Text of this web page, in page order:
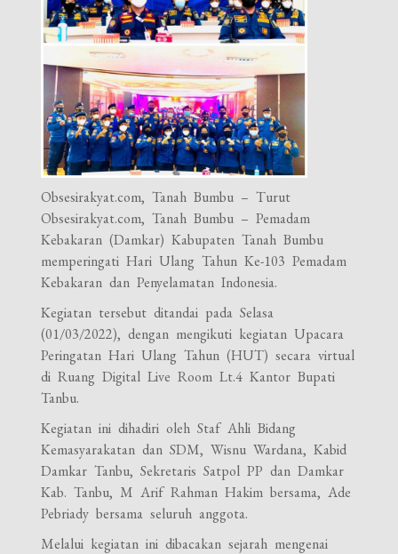
Obsesirakyat.com, Tanah Bumbu – Turut
Obsesirakyat.com, Tanah Bumbu – Pemadam
Kebakaran (Damkar) Kabupaten Tanah Bumbu
memperingati Hari Ulang Tahun Ke-103 Pemadam
Kebakaran dan Penyelamatan Indonesia.
Kegiatan tersebut ditandai pada Selasa
(01/03/2022), dengan mengikuti kegiatan Upacara
Peringatan Hari Ulang Tahun (HUT) secara virtual
di Ruang Digital Live Room Lt.4 Kantor Bupati
Tanbu.
Kegiatan ini dihadiri oleh Staf Ahli Bidang
Kemasyarakatan dan SDM, Wisnu Wardana, Kabid
Damkar Tanbu, Sekretaris Satpol PP dan Damkar
Kab. Tanbu, M Arif Rahman Hakim bersama, Ade
Pebriady bersama seluruh anggota.
Melalui kegiatan ini dibacakan sejarah mengenai